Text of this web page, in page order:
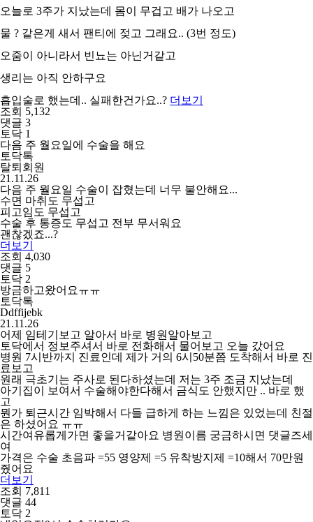
오늘로 3주가 지났는데 몸이 무겁고 배가 나오고
물 ? 같은게 새서 팬티에 젖고 그래요.. (3번 정도)
오줌이 아니라서 빈뇨는 아닌거같고
생리는 아직 안하구요
흡입술로 했는데.. 실패한건가요..? 더보기
조회 5,132
댓글 3
토닥 1
다음 주 월요일에 수술을 해요
토닥톡
탈퇴회원
21.11.26
다음 주 월요일 수술이 잡혔는데 너무 불안해요...
수면 마취도 무섭고
피고임도 무섭고
수술 후 통증도 무섭고 전부 무서워요
괜찮겠죠...?
더보기
조회 4,030
댓글 5
토닥 2
방금하고왔어요ㅠㅠ
토닥톡
Ddffijebk
21.11.26
어제 임테기보고 알아서 바로 병원알아보고
토닥에서 정보주셔서 바로 전화해서 물어보고 오늘 갔어요
병원 7시반까지 진료인데 제가 거의 6시50분쯤 도착해서 바로 진
료보고
원래 극초기는 주사로 된다하셨는데 저는 3주 조금 지났는데
아기집이 보여서 수술해야한다해서 금식도 안했지만 .. 바로 했
고
뭔가 퇴근시간 임박해서 다들 급하게 하는 느낌은 있었는데 친절
은 하셨어요 ㅠㅠ
시간여유롭게가면 좋을거같아요 병원이름 궁금하시면 댓글즈세
여
가격은 수술 초음파 =55 영양제 =5 유착방지제 =10해서 70만원
줬어요
더보기
조회 7,811
댓글 44
토닥 2